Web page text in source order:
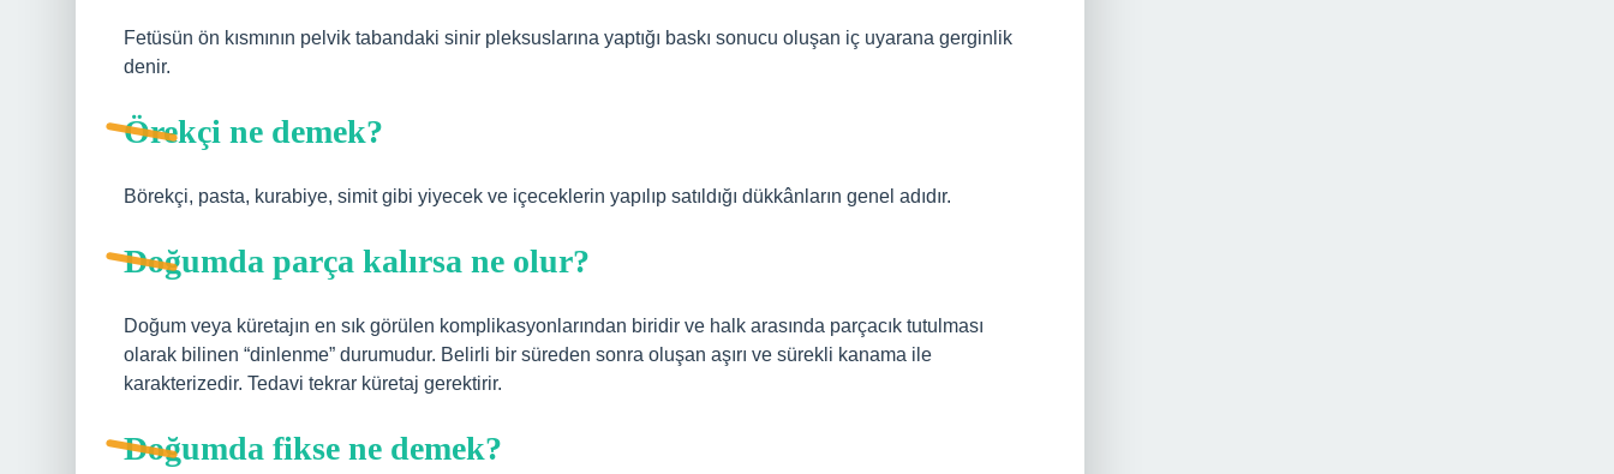
Fetüsün ön kısmının pelvik tabandaki sinir pleksuslarına yaptığı baskı sonucu oluşan iç uyarana gerginlik
denir.
Örekçi ne demek?
Börekçi, pasta, kurabiye, simit gibi yiyecek ve içeceklerin yapılıp satıldığı dükkânların genel adıdır.
Doğumda parça kalırsa ne olur?
Doğum veya küretajın en sık görülen komplikasyonlarından biridir ve halk arasında parçacık tutulması
olarak bilinen “dinlenme” durumudur. Belirli bir süreden sonra oluşan aşırı ve sürekli kanama ile
karakterizedir. Tedavi tekrar küretaj gerektirir.
Doğumda fikse ne demek?